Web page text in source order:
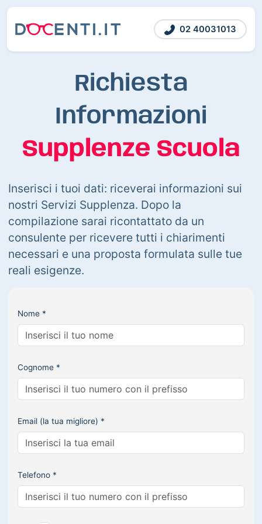
02 40031013
Richiesta
Informazioni
Supplenze Scuola
Inserisci i tuoi dati: riceverai informazioni sui
nostri Servizi Supplenza. Dopo la
compilazione sarai ricontattato da un
consulente per ricevere tutti i chiarimenti
necessari e una proposta formulata sulle tue
reali esigenze.
Nome *
Cognome *
Email (la tua migliore) *
Telefono *